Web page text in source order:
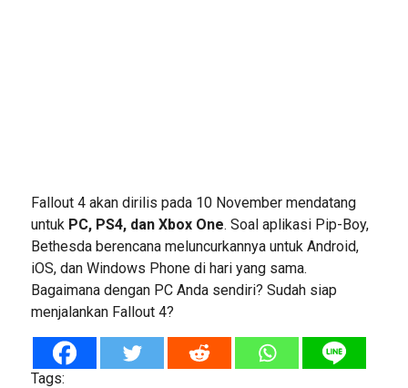
Fallout 4 akan dirilis pada 10 November mendatang
untuk PC, PS4, dan Xbox One. Soal aplikasi Pip-Boy,
Bethesda berencana meluncurkannya untuk Android,
iOS, dan Windows Phone di hari yang sama.
Bagaimana dengan PC Anda sendiri? Sudah siap
menjalankan Fallout 4?
Tags: